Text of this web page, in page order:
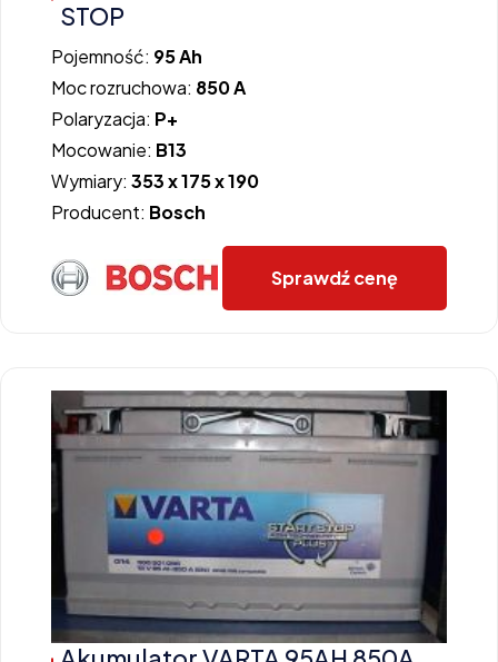
STOP
Pojemność: 95 Ah
Moc rozruchowa: 850 A
Polaryzacja: P+
Mocowanie: B13
Wymiary: 353 x 175 x 190
Producent: Bosch
Sprawdź cenę